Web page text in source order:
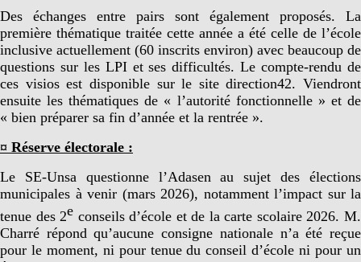
Des échanges entre pairs sont également proposés. La
première thématique traitée cette année a été celle de l’école
inclusive actuellement (60 inscrits environ) avec beaucoup de
questions sur les LPI et ses difficultés. Le compte-rendu de
ces visios est disponible sur le site direction42. Viendront
ensuite les thématiques de « l’autorité fonctionnelle » et de
« bien préparer sa fin d’année et la rentrée ».
¤ Réserve électorale :
Le SE-Unsa questionne l’Adasen au sujet des élections
municipales à venir (mars 2026), notamment l’impact sur la
tenue des 2e conseils d’école et de la carte scolaire 2026. M.
Charré répond qu’aucune consigne nationale n’a été reçue
pour le moment, ni pour tenue du conseil d’école ni pour un